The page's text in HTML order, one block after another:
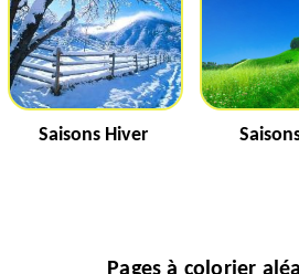
Saisons Hiver
Pages à colorier